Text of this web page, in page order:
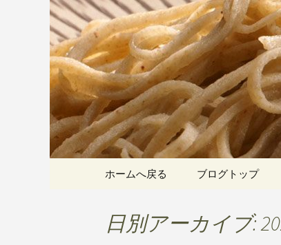
岡崎の
です
愛知県岡崎市でひっ
割そばをお楽しみい
こちら
コンテンツへ移動
ホームへ戻る ブログトップ
日別アーカイブ: